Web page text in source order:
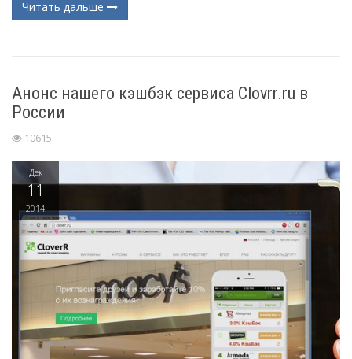
Читать дальше
Анонс нашего кэшбэк сервиса Clovrr.ru в
России
10615
Дек
11
2014